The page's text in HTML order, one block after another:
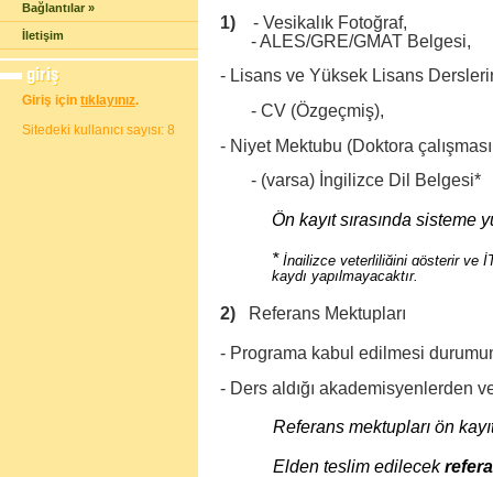
Bağlantılar »
İletişim
Giriş için tıklayınız.
Sitedeki kullanıcı sayısı: 8
1) - Vesikalık Fotoğraf,
- ALES/GRE/GMAT Belgesi,
- Lisans ve Yüksek Lisans
- CV (Özgeçmiş),
- Niyet Mektubu (Doktora
- (varsa) İngilizce Dil Belgesi*
Ön kayıt sırasında sisteme
*İngilizce yeterliliğini gösterir ve
kaydı yapılmayacaktır.
2) Referans Mektupları
- Programa kabul edilmesi
- Ders aldığı akademisyenlerden
Referans mektupları ön
Elden teslim edilecek